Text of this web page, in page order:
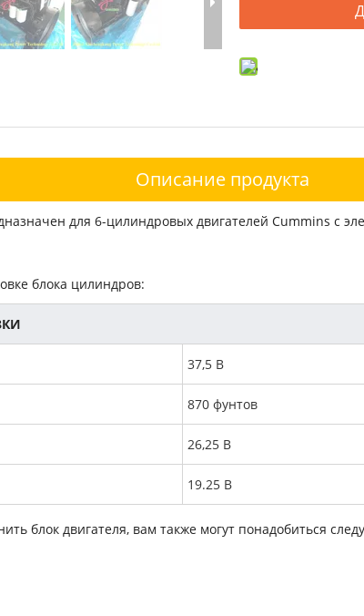
Описание продукта
для 6-цилиндровых двигателей Cummins с
блока цилиндров:
37,5 В
870 фунтов
26,25 В
19.25 В
блок двигателя, вам также могут понадобиться